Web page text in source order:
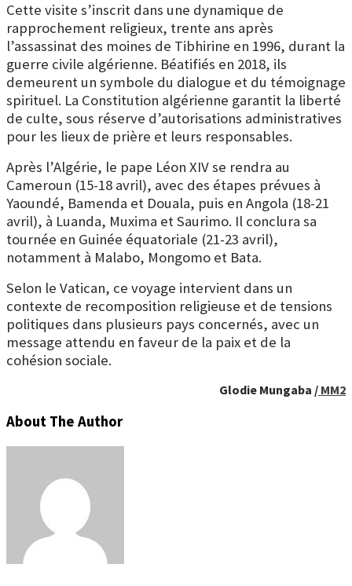
Cette visite s’inscrit dans une dynamique de
rapprochement religieux, trente ans après
l’assassinat des moines de Tibhirine en 1996, durant la
guerre civile algérienne. Béatifiés en 2018, ils
demeurent un symbole du dialogue et du témoignage
spirituel. La Constitution algérienne garantit la liberté
de culte, sous réserve d’autorisations administratives
pour les lieux de prière et leurs responsables.
Après l’Algérie, le pape Léon XIV se rendra au
Cameroun (15-18 avril), avec des étapes prévues à
Yaoundé, Bamenda et Douala, puis en Angola (18-21
avril), à Luanda, Muxima et Saurimo. Il conclura sa
tournée en Guinée équatoriale (21-23 avril),
notamment à Malabo, Mongomo et Bata.
Selon le Vatican, ce voyage intervient dans un
contexte de recomposition religieuse et de tensions
politiques dans plusieurs pays concernés, avec un
message attendu en faveur de la paix et de la
cohésion sociale.
Glodie Mungaba / MM2
About The Author